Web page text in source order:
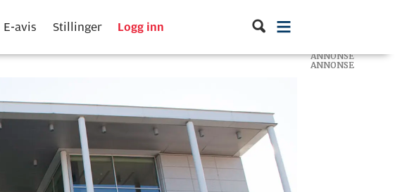
E-avis Stillinger Logg inn
ANNONSE
ANNONSE
ANNONSE